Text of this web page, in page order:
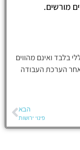
מורשים.
בלבד ואינם מהווים
הערכת העבודה
הבא
פינוי ירושות